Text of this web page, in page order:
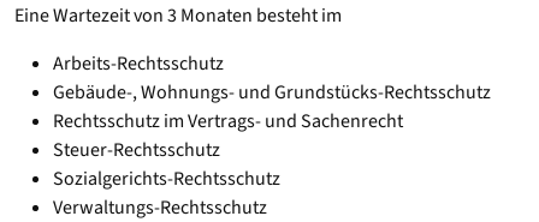
Eine Wartezeit von 3 Monaten besteht im
Arbeits-Rechtsschutz
Gebäude-, Wohnungs- und Grundstücks-Rechtsschutz
Rechtsschutz im Vertrags- und Sachenrecht
Steuer-Rechtsschutz
Sozialgerichts-Rechtsschutz
Verwaltungs-Rechtsschutz